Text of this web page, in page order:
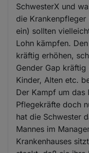
SchwesterX und
die Krankenpfleger
ein) sollten
Lohn kämpfen.
kräftig erhöhen,
Gender Gap
Kinder, Alten etc.
Der Kampf um das
Pflegekräfte doch
hat die Schwester
Mannes im
Krankenhauses